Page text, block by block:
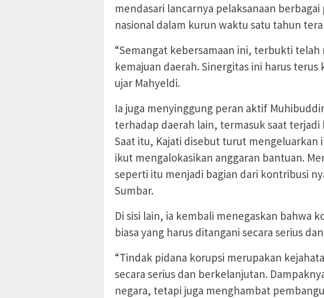
mendasari lancarnya pelaksanaan
nasional dalam kurun waktu satu tahun
“Semangat kebersamaan ini, terbukti
kemajuan daerah. Sinergitas ini harus
ujar Mahyeldi.
Ia juga menyinggung peran aktif
terhadap daerah lain, termasuk saat terjadi
Saat itu, Kajati disebut turut mengeluarkan
ikut mengalokasikan anggaran bantuan.
seperti itu menjadi bagian dari kontribusi
Sumbar.
Di sisi lain, ia kembali menegaskan bahwa
biasa yang harus ditangani secara serius
“Tindak pidana korupsi merupakan
secara serius dan berkelanjutan.
negara, tetapi juga menghambat